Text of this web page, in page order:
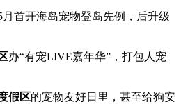
月首开海岛宠物登岛先例，后升级
办“有宠LIVE嘉年华”，打包人宠
假区的宠物友好日里，甚至给狗安